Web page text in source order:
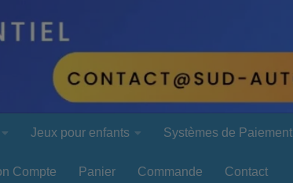
Jeux pour enfants Systèmes de Paiement
Compte Panier Commande Contact